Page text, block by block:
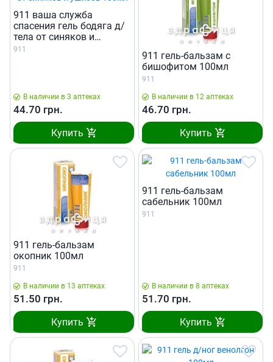
911 ваша служба
спасения гель бодяга д/
тела от синяков и
ушибов 100мл
911
В наличии в 3 аптеках
44.70 грн.
Купить
911 гель-бальзам с
бишофитом 100мл
911
В наличии в 12 аптеках
46.70 грн.
Купить
911 гель-бальзам
окопник 100мл
911
В наличии в 13 аптеках
51.50 грн.
Купить
911 гель-бальзам
сабельник 100мл
911
В наличии в 8 аптеках
51.70 грн.
Купить